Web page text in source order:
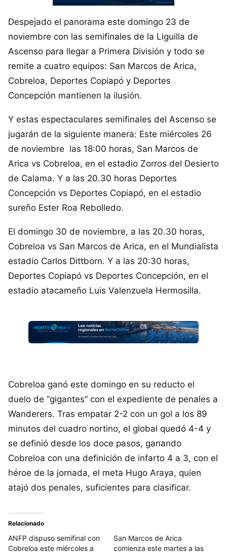
Despejado el panorama este domingo 23 de
noviembre con las semifinales de la Liguilla de
Ascenso para llegar a Primera División y todo se
remite a cuatro equipos: San Marcos de Arica,
Cobreloa, Deportes Copiapó y Deportes
Concepción mantienen la ilusión.
Y estas espectaculares semifinales del Ascenso se
jugarán de la siguiente manera: Este miércoles 26
de noviembre las 18:00 horas, San Marcos de
Arica vs Cobreloa, en el estadio Zorros del Desierto
de Calama. Y a las 20.30 horas Deportes
Concepción vs Deportes Copiapó, en el estadio
sureño Ester Roa Rebolledo.
El domingo 30 de noviembre, a las 20.30 horas,
Cobreloa vs San Marcos de Arica, en el Mundialista
estadio Carlos Dittborn. Y a las 20:30 horas,
Deportes Copiapó vs Deportes Concepción, en el
estadio atacameño Luis Valenzuela Hermosilla.
Cobreloa ganó este domingo en su reducto el
duelo de “gigantes” con el expediente de penales a
Wanderers. Tras empatar 2-2 con un gol a los 89
minutos del cuadro nortino, el global quedó 4-4 y
se definió desde los doce pasos, ganando
Cobreloa con una definición de infarto 4 a 3, con el
héroe de la jornada, el meta Hugo Araya, quien
atajó dos penales, suficientes para clasificar.
Relacionado
ANFP dispuso semifinal con
Cobreloa este miércoles a
San Marcos de Arica
comienza este martes a las